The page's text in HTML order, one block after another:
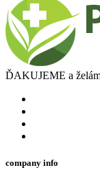
ĎAKUJEME a
company info